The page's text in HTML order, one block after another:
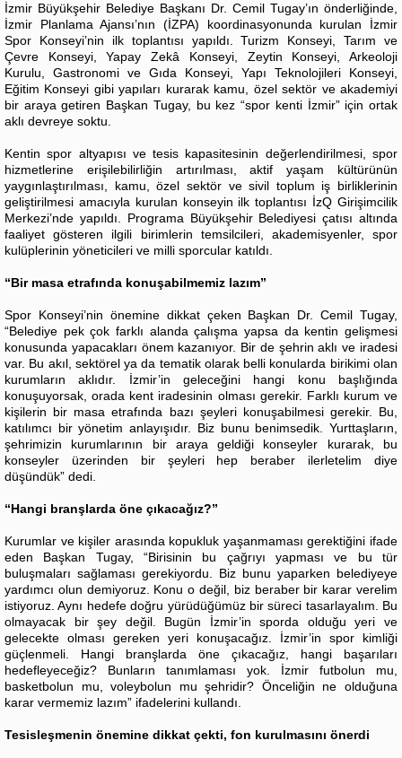
İzmir Büyükşehir Belediye Başkanı Dr. Cemil Tugay’ın önderliğinde,
İzmir Planlama Ajansı’nın (İZPA) koordinasyonunda kurulan İzmir
Spor Konseyi’nin ilk toplantısı yapıldı. Turizm Konseyi, Tarım ve
Çevre Konseyi, Yapay Zekâ Konseyi, Zeytin Konseyi, Arkeoloji
Kurulu, Gastronomi ve Gıda Konseyi, Yapı Teknolojileri Konseyi,
Eğitim Konseyi gibi yapıları kurarak kamu, özel sektör ve akademiyi
bir araya getiren Başkan Tugay, bu kez “spor kenti İzmir” için ortak
aklı devreye soktu.
Kentin spor altyapısı ve tesis kapasitesinin değerlendirilmesi, spor
hizmetlerine erişilebilirliğin artırılması, aktif yaşam kültürünün
yaygınlaştırılması, kamu, özel sektör ve sivil toplum iş birliklerinin
geliştirilmesi amacıyla kurulan konseyin ilk toplantısı İzQ Girişimcilik
Merkezi’nde yapıldı. Programa Büyükşehir Belediyesi çatısı altında
faaliyet gösteren ilgili birimlerin temsilcileri, akademisyenler, spor
kulüplerinin yöneticileri ve milli sporcular katıldı.
“Bir masa etrafında konuşabilmemiz lazım”
Spor Konseyi’nin önemine dikkat çeken Başkan Dr. Cemil Tugay,
“Belediye pek çok farklı alanda çalışma yapsa da kentin gelişmesi
konusunda yapacakları önem kazanıyor. Bir de şehrin aklı ve iradesi
var. Bu akıl, sektörel ya da tematik olarak belli konularda birikimi olan
kurumların aklıdır. İzmir’in geleceğini hangi konu başlığında
konuşuyorsak, orada kent iradesinin olması gerekir. Farklı kurum ve
kişilerin bir masa etrafında bazı şeyleri konuşabilmesi gerekir. Bu,
katılımcı bir yönetim anlayışıdır. Biz bunu benimsedik. Yurttaşların,
şehrimizin kurumlarının bir araya geldiği konseyler kurarak, bu
konseyler üzerinden bir şeyleri hep beraber ilerletelim diye
düşündük” dedi.
“Hangi branşlarda öne çıkacağız?”
Kurumlar ve kişiler arasında kopukluk yaşanmaması gerektiğini ifade
eden Başkan Tugay, “Birisinin bu çağrıyı yapması ve bu tür
buluşmaları sağlaması gerekiyordu. Biz bunu yaparken belediyeye
yardımcı olun demiyoruz. Konu o değil, biz beraber bir karar verelim
istiyoruz. Aynı hedefe doğru yürüdüğümüz bir süreci tasarlayalım. Bu
olmayacak bir şey değil. Bugün İzmir’in sporda olduğu yeri ve
gelecekte olması gereken yeri konuşacağız. İzmir’in spor kimliği
güçlenmeli. Hangi branşlarda öne çıkacağız, hangi başarıları
hedefleyeceğiz? Bunların tanımlaması yok. İzmir futbolun mu,
basketbolun mu, voleybolun mu şehridir? Önceliğin ne olduğuna
karar vermemiz lazım” ifadelerini kullandı.
Tesisleşmenin önemine dikkat çekti, fon kurulmasını önerdi